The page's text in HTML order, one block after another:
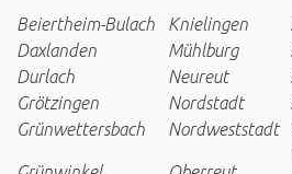
Beiertheim-Bulach Knielingen
Daxlanden
Mühlburg
Durlach
Neureut
Grötzingen
Nordstadt
Grünwettersbach
Nordweststadt